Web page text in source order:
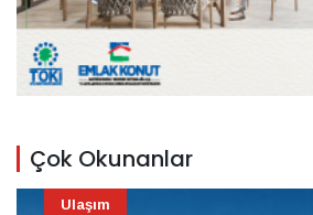
Çok Okunanlar
Ulaşım